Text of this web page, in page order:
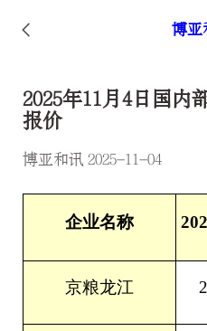
博亚
2025年11月4日国内
报价
博亚和讯 2025-11-04
企业名称
京粮龙江